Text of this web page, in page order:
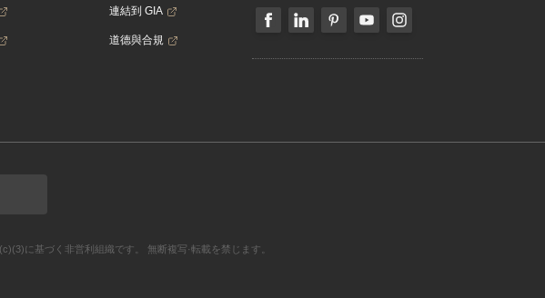
連結到 GIA
道德與合規
に基づく非営利組織です。 無断複写·転載を禁じます。